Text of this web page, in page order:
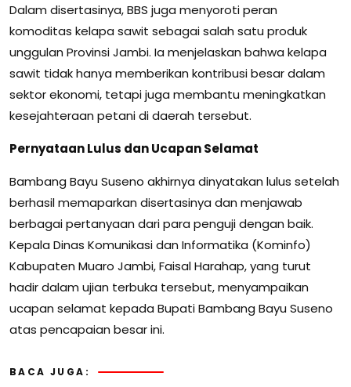
Dalam disertasinya, BBS juga menyoroti peran
komoditas kelapa sawit sebagai salah satu produk
unggulan Provinsi Jambi. Ia menjelaskan bahwa kelapa
sawit tidak hanya memberikan kontribusi besar dalam
sektor ekonomi, tetapi juga membantu meningkatkan
kesejahteraan petani di daerah tersebut.
Pernyataan Lulus dan Ucapan Selamat
Bambang Bayu Suseno akhirnya dinyatakan lulus setelah
berhasil memaparkan disertasinya dan menjawab
berbagai pertanyaan dari para penguji dengan baik.
Kepala Dinas Komunikasi dan Informatika (Kominfo)
Kabupaten Muaro Jambi, Faisal Harahap, yang turut
hadir dalam ujian terbuka tersebut, menyampaikan
ucapan selamat kepada Bupati Bambang Bayu Suseno
atas pencapaian besar ini.
BACA JUGA: